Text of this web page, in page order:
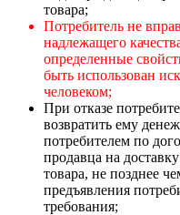
товара;
Потребитель не
надлежащего
определенные
быть использован
человеком;
При отказе
возвратить ему
потребителем по
продавца на
товара, не позднее
предъявления
требования;